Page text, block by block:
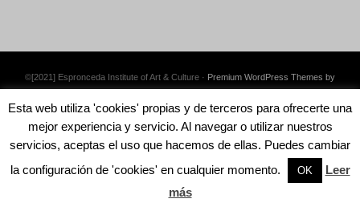
©[2021] Espronceda Institute of Art & Culture · Premium WordPress Themes by
Esta web utiliza 'cookies' propias y de terceros para ofrecerte una
mejor experiencia y servicio. Al navegar o utilizar nuestros
servicios, aceptas el uso que hacemos de ellas. Puedes cambiar
la configuración de 'cookies' en cualquier momento.
OK
Leer
más
English Català Español